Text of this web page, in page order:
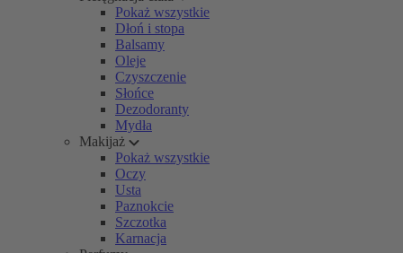
Pokaż wszystkie
Dłoń i stopa
Balsamy
Oleje
Czyszczenie
Słońce
Dezodoranty
Mydła
Makijaż
Pokaż wszystkie
Oczy
Usta
Paznokcie
Szczotka
Karnacja